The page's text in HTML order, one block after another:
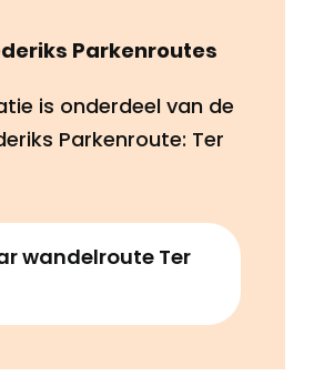
Parkenroutes
is onderdeel van de
Parkenroute: Ter
wandelroute Ter